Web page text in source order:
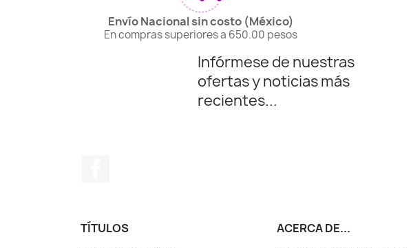
Envío Nacional sin costo (México)
En compras superiores a 650.00 pesos
Infórmese de nuestras
ofertas y noticias más
recientes...
TÍTULOS ACERCA DE...